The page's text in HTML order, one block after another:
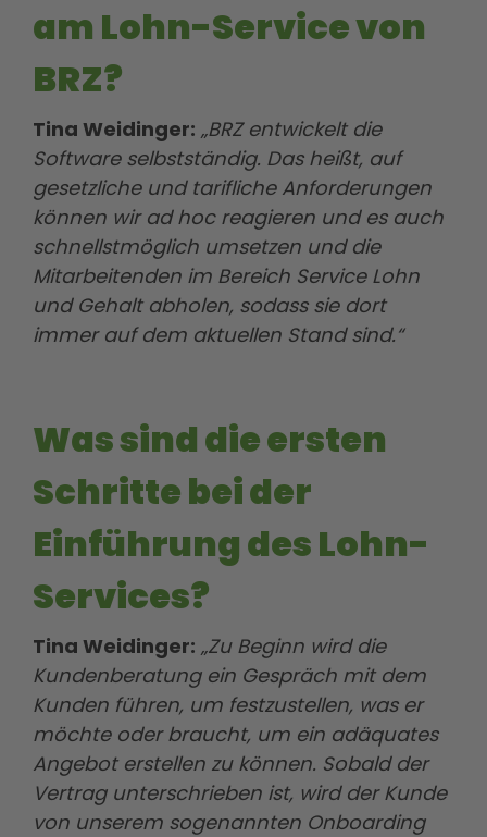
am Lohn-Service von
BRZ?
Tina Weidinger: „BRZ entwickelt die
Software selbstständig. Das heißt, auf
gesetzliche und tarifliche Anforderungen
können wir ad hoc reagieren und es auch
schnellstmöglich umsetzen und die
Mitarbeitenden im Bereich Service Lohn
und Gehalt abholen, sodass sie dort
immer auf dem aktuellen Stand sind.“
Was sind die ersten
Schritte bei der
Einführung des Lohn-
Services?
Tina Weidinger: „Zu Beginn wird die
Kundenberatung ein Gespräch mit dem
Kunden führen, um festzustellen, was er
möchte oder braucht, um ein adäquates
Angebot erstellen zu können. Sobald der
Vertrag unterschrieben ist, wird der Kunde
von unserem sogenannten Onboarding